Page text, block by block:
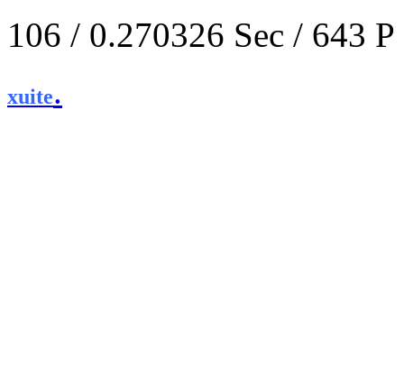
106 / 0.270326 Sec / 643
xuite.